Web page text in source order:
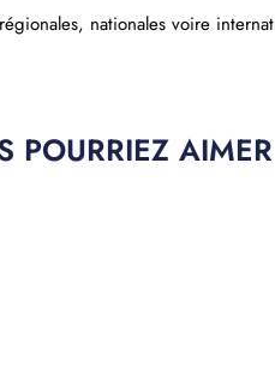
nationales voire
POURRIEZ AIMER